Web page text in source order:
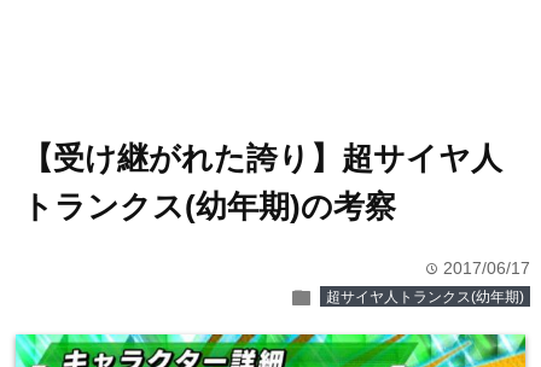
【受け継がれた誇り】超サイヤ人
トランクス(幼年期)の考察
time 2017/06/17
folder 超サイヤ人トランクス(幼年期)